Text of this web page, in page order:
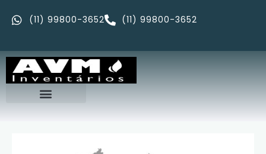
(11) 99800-3652 (11) 99800-3652